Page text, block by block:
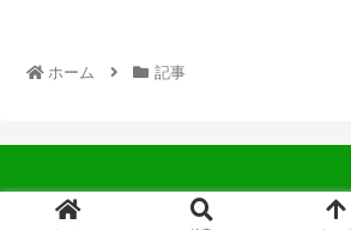
ホーム 記事
© 2022 中広会長ブログ.